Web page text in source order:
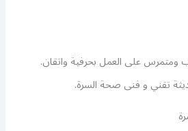
على العمل بحرفية واتقان.
تقني و فنى صحة السرة.